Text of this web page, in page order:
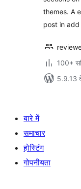
themes. A
post in
100+
5.9.13
बारे में
समाचार
होस्टिंग
गोपनीयता